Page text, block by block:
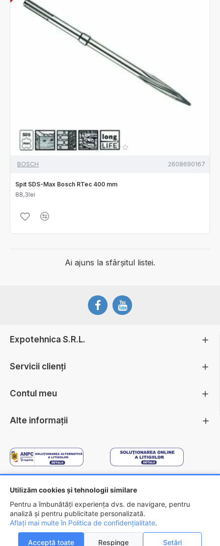
Utilizăm cookies și tehnologii similare
Pentru a îmbunătăți experiența dvs. de navigare, pentru
analiză și pentru publicitate personalizată.
Aflați mai multe în Politica de confidențialitate.
Acceptă toate Respinge Setări
BOSCH 2608690167
Spit SDS-Max Bosch RTec 400 mm
88,3lei
Ai ajuns la sfârșitul listei.
Expotehnica S.R.L.
Servicii clienți
Contul meu
Alte informații
Copyright ©2026 - EXPOTEHNICA S.R.L.
0 0